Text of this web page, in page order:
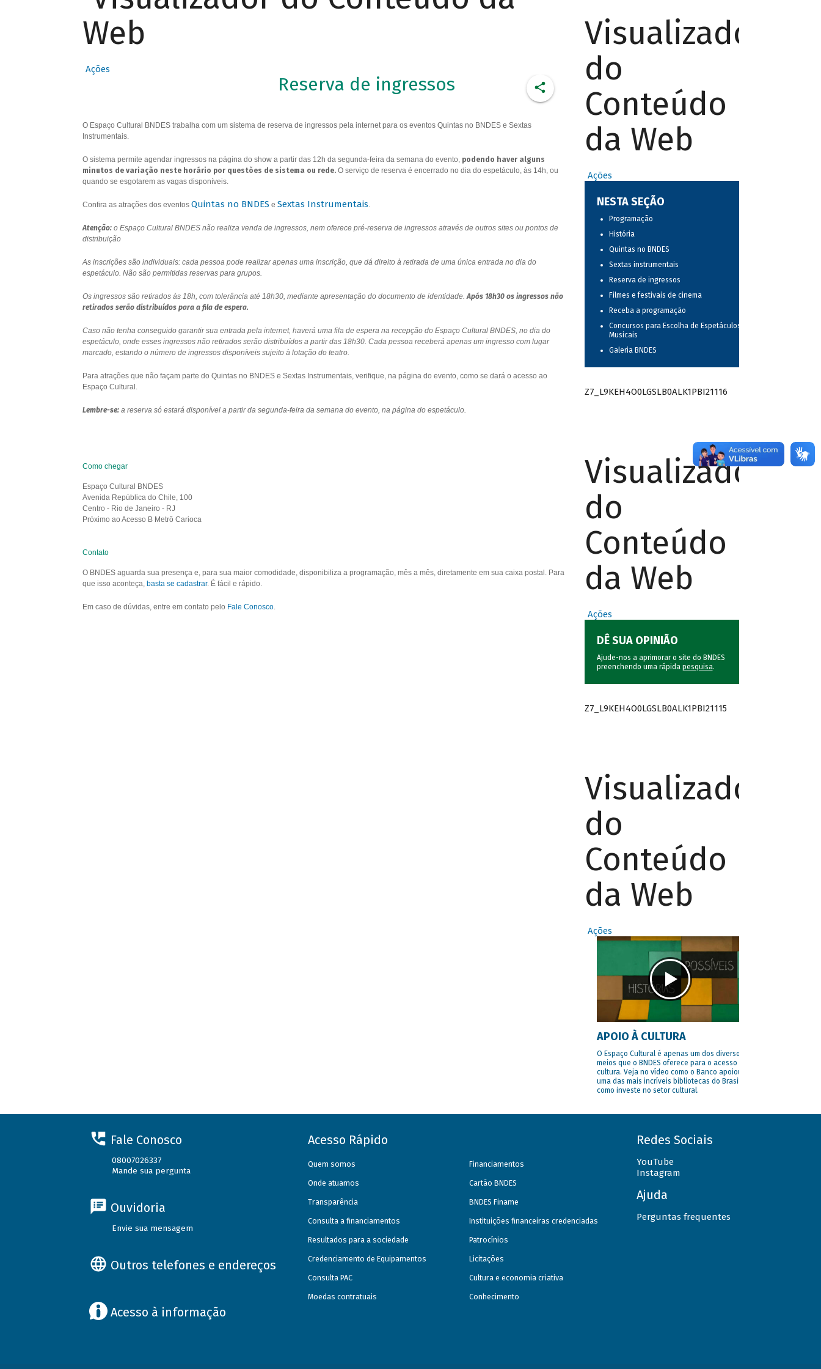
Web
Ações
Reserva de ingressos
O Espaço Cultural BNDES trabalha com um sistema de reserva de ingressos pela internet para os eventos Quintas no BNDES e Sextas
Instrumentais.
O sistema permite agendar ingressos na página do show a partir das 12h da segunda-feira da semana do evento, podendo haver alguns
minutos de variação neste horário por questões de sistema ou rede.O serviço de reserva é encerrado no dia do espetáculo, às 14h, ou
quando se esgotarem as vagas disponíveis.
Confira as atrações dos eventos Quintas no BNDES e Sextas Instrumentais.
Atenção:o Espaço Cultural BNDES não realiza venda de ingressos, nem oferece pré-reserva de ingressos através de outros sites ou pontos de
distribuição
As inscrições são individuais: cada pessoa pode realizar apenas uma inscrição, que dá direito à retirada de uma única entrada no dia do
espetáculo. Não são permitidas reservas para grupos.
Os ingressos são retirados às 18h, com tolerância até 18h30, mediante apresentação do documento de identidade.Após 18h30 os ingressos não
retirados serão distribuídos para a fila de espera.
Caso não tenha conseguido garantir sua entrada pela internet, haverá uma fila de espera na recepção do Espaço Cultural BNDES, no dia do
espetáculo, onde esses ingressos não retirados serão distribuídos a partir das 18h30. Cada pessoa receberá apenas um ingresso com lugar
marcado, estando o número de ingressos disponíveis sujeito à lotação do teatro.
Para atrações que não façam parte do Quintas no BNDES e Sextas Instrumentais, verifique, na página do evento, como se dará o acesso ao
Espaço Cultural.
Lembre-se:a reserva só estará disponível a partir da segunda-feira da semana do evento, na página do espetáculo.
Como chegar
Espaço Cultural BNDES
Avenida República do Chile, 100
Centro - Rio de Janeiro - RJ
Próximo ao Acesso B Metrô Carioca
Contato
O BNDES aguarda sua presença e, para sua maior comodidade, disponibiliza a programação, mês a mês, diretamente em sua caixa postal. Para
que isso aconteça, basta se cadastrar. É fácil e rápido.
Em caso de dúvidas, entre em contato pelo Fale Conosco.
Visualizador
do
Conteúdo
da Web
Ações
NESTA SEÇÃO
Programação
História
Quintas no BNDES
Sextas instrumentais
Reserva de ingressos
Filmes e festivais de cinema
Receba a programação
Concursos para Escolha de Espetáculos
Musicais
Galeria BNDES
Z7_L9KEH4O0LGSLB0ALK1PBI21116
Visualizador
do
Conteúdo
da Web
Ações
DÊ SUA OPINIÃO
Ajude-nos a aprimorar o site do BNDES
preenchendo uma rápida pesquisa.
Z7_L9KEH4O0LGSLB0ALK1PBI21115
Visualizador
do
Conteúdo
da Web
Ações
APOIO À CULTURA
O Espaço Cultural é apenas um dos diversos
meios que o BNDES oferece para o acesso à
cultura. Veja no vídeo como o Banco apoiou
uma das mais incríveis bibliotecas do Brasil e
como investe no setor cultural.
Fale Conosco
08007026337
Mande sua pergunta
Ouvidoria
Envie sua mensagem
Outros telefones e endereços
Acesso à informação
Acesso Rápido
Quem somos
Onde atuamos
Transparência
Consulta a financiamentos
Resultados para a sociedade
Credenciamento de Equipamentos
Consulta PAC
Moedas contratuais
Financiamentos
Cartão BNDES
BNDES Finame
Instituições financeiras credenciadas
Patrocínios
Licitações
Cultura e economia criativa
Conhecimento
Redes Sociais
YouTube
Instagram
Ajuda
Perguntas frequentes